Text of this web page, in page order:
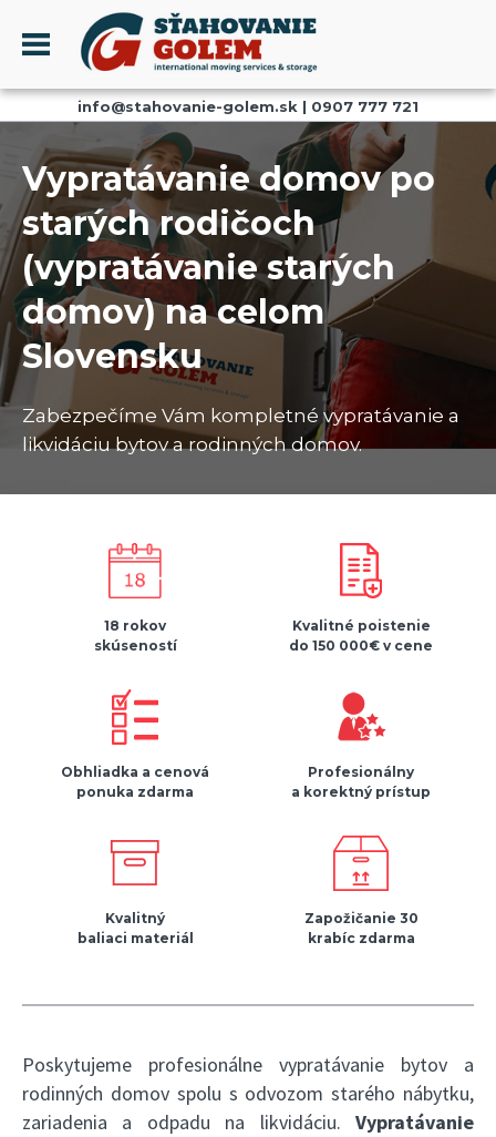
Menu
PROFIL
SŤAHOVANIE - SŤAHOVACIE SLUŽBY
DOPRAVA - DOPRAVNÉ SLUŽBY
AKCIE A ZĽAVY
SKLADOVANIE
REFERENCIE
CENNÍK
KONTAKT
info@stahovanie-golem.sk | 0907 777 721
Vypratávanie domov po
starých rodičoch
(vypratávanie starých
domov) na celom
Slovensku
Zabezpečíme Vám kompletné vypratávanie a
likvidáciu bytov a rodinných domov.
18 rokov
skúseností
Kvalitné poistenie
do 150 000€ v cene
Obhliadka a cenová
ponuka zdarma
Profesionálny
a korektný prístup
Kvalitný
baliaci materiál
Zapožičanie 30
krabíc zdarma
Poskytujeme profesionálne vypratávanie bytov a
rodinných domov spolu s odvozom starého nábytku,
zariadenia a odpadu na likvidáciu. Vypratávanie